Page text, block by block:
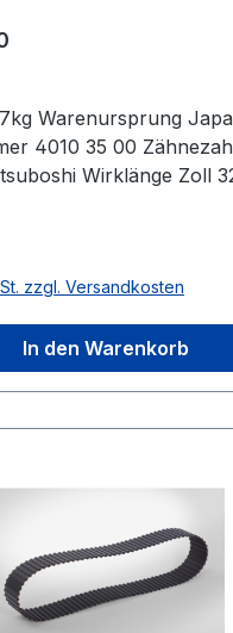
Warenursprung
4010 35 00
Wirklänge Zoll
Zugstrang
ja
zzgl. Versandkosten
In den Warenkorb